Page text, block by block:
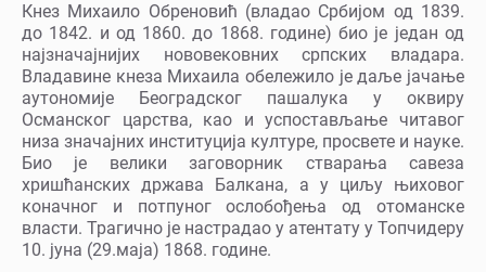
Кнез Михаило Обреновић (владао Србијом од 1839.
до 1842. и од 1860. до 1868. године) био је један од
најзначајнијих нововековних српских владара.
Владавине кнеза Михаила обележило је даље јачање
аутономије Београдског пашалука у оквиру
Османског царства, као и успостављање читавог
низа значајних институција културе, просвете и науке.
Био је велики заговорник стварања савеза
хришћанских држава Балкана, а у циљу њиховог
коначног и потпуног ослобођења од отоманске
власти. Трагично је настрадао у атентату у Топчидеру
10. јуна (29.маја) 1868. године.